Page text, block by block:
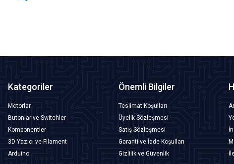
Kategoriler
Motorlar
Butonlar ve Switchler
Komponentler
3D Yazıcı ve Filament
Arduino
Önemli Bilgiler
Teslimat Koşulları
Üyelik Sözleşmesi
Satış Sözleşmesi
Garanti ve İade Koşulları
Gizlilik ve Güvenlik